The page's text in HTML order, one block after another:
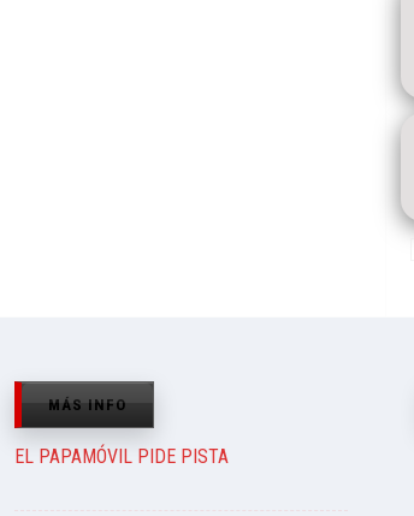
MÁS INFO
EL PAPAMÓVIL PIDE PISTA